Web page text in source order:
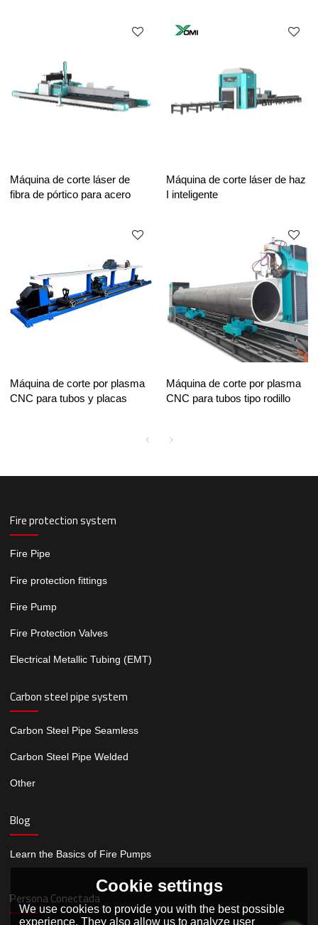
Máquina de corte láser de
fibra de pórtico para acero
Máquina de corte láser de haz
I inteligente
Máquina de corte por plasma
CNC para tubos y placas
Máquina de corte por plasma
CNC para tubos tipo rodillo
Fire protection system
Fire Pipe
Fire protection fittings
Fire Pump
Fire Protection Valves
Electrical Metallic Tubing (EMT)
Carbon steel pipe system
Carbon Steel Pipe Seamless
Carbon Steel Pipe Welded
Other
Blog
Learn the Basics of Fire Pumps
Persona Conectada
Cookie settings
We use cookies to provide you with the best possible
experience. They also allow us to analyze user